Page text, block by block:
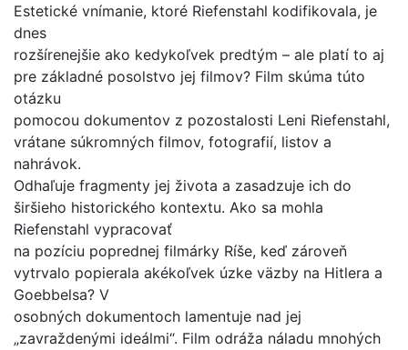
Estetické vnímanie, ktoré Riefenstahl kodifikovala, je
dnes
rozšírenejšie ako kedykoľvek predtým – ale platí to aj
pre základné posolstvo jej filmov? Film skúma túto
otázku
pomocou dokumentov z pozostalosti Leni Riefenstahl,
vrátane súkromných filmov, fotografií, listov a
nahrávok.
Odhaľuje fragmenty jej života a zasadzuje ich do
širšieho historického kontextu. Ako sa mohla
Riefenstahl vypracovať
na pozíciu poprednej filmárky Ríše, keď zároveň
vytrvalo popierala akékoľvek úzke väzby na Hitlera a
Goebbelsa? V
osobných dokumentoch lamentuje nad jej
„zavraždenými ideálmi“. Film odráža náladu mnohých